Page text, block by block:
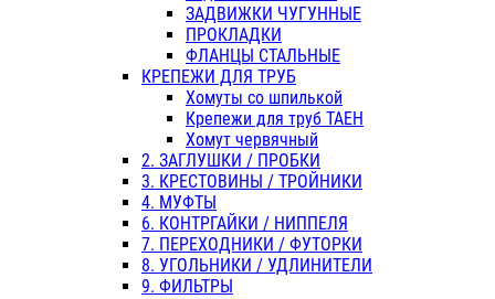
ЗАДВИЖКИ ЧУГУННЫЕ
ПРОКЛАДКИ
ФЛАНЦЫ СТАЛЬНЫЕ
КРЕПЕЖИ ДЛЯ ТРУБ
Хомуты со шпилькой
Крепежи для труб ТАЕН
Хомут червячный
2. ЗАГЛУШКИ / ПРОБКИ
3. КРЕСТОВИНЫ / ТРОЙНИКИ
4. МУФТЫ
6. КОНТРГАЙКИ / НИППЕЛЯ
7. ПЕРЕХОДНИКИ / ФУТОРКИ
8. УГОЛЬНИКИ / УДЛИНИТЕЛИ
9. ФИЛЬТРЫ